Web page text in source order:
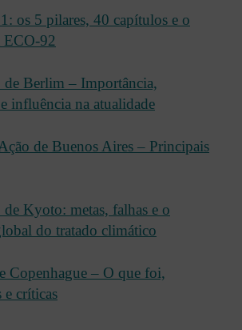
os 5 pilares, 40 capítulos e o
ECO-92
de Berlim – Importância,
influência na atualidade
de Buenos Aires – Principais
Kyoto: metas, falhas e o
do tratado climático
Copenhague – O que foi,
e críticas